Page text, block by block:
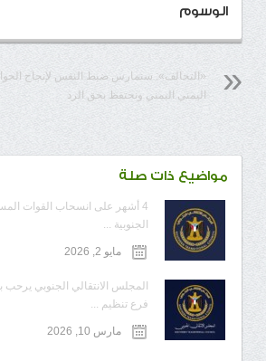
الوسوم
«التحالف»: سنمارس ضبط النفس لإنجاح
اليمني اليمني ونحتفظ بحق الرد
مواضيع ذات صلة
4 أشهر على انسحاب القوات
الجنوبية ...
مايو 2, 2026
المجلس الانتقالي الجنوبي يرحب
فرع تنظيم ...
مارس 10, 2026